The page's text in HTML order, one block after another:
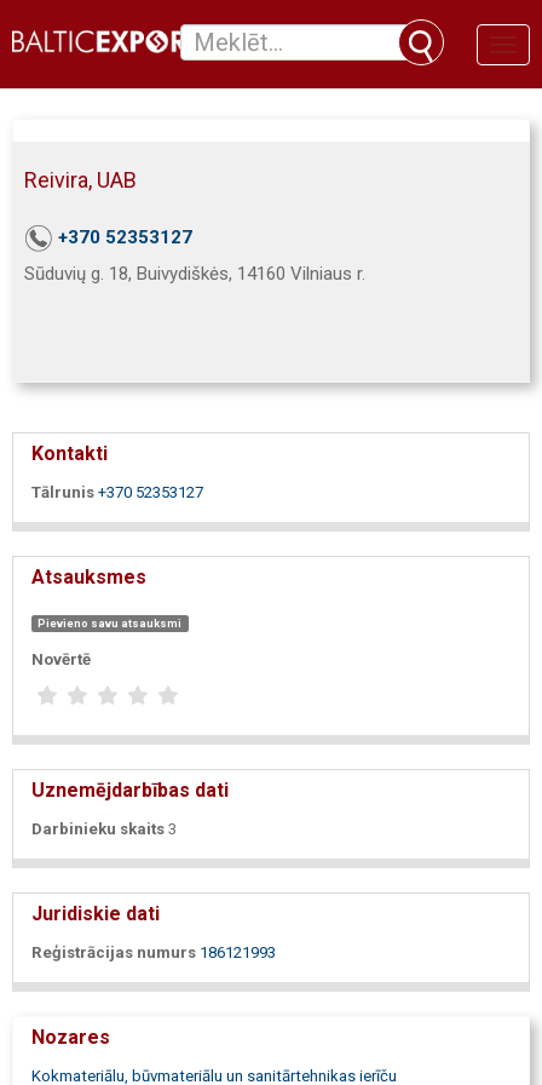
Reivira, UAB
+370 52353127
Sūduvių g. 18, Buivydiškės, 14160 Vilniaus r.
Kontakti
Tālrunis +370 52353127
Atsauksmes
Pievieno savu atsauksmi
Novērtē
Uznemējdarbības dati
Darbinieku skaits 3
Juridiskie dati
Reģistrācijas numurs 186121993
Nozares
Kokmateriālu, būvmateriālu un sanitārtehnikas ierīču